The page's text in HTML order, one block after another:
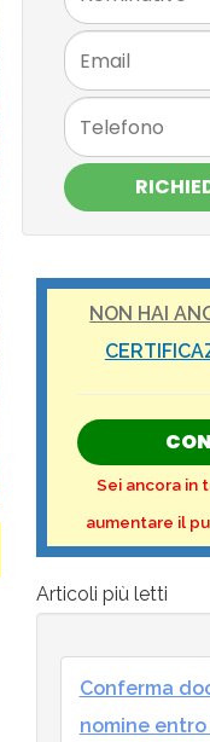
NON HAI
Sei ancora in
aumentare il
Articoli più letti
Conferma
nomine